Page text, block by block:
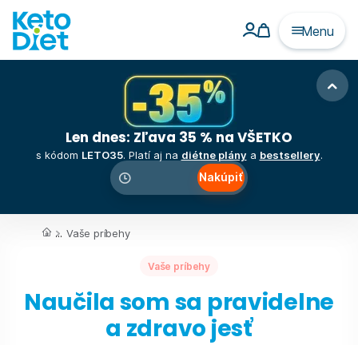
Menu
Len dnes: Zľava 35 % na VŠETKO
s kódom LETO35. Platí aj na diétne plány a bestsellery.
Nakúpiť
... Vaše príbehy
Vaše príbehy
Naučila som sa pravidelne
a zdravo jesť